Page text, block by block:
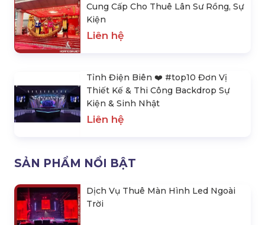
Cung Cấp Cho Thuê Lân Sư Rồng, Sự
Kiện
Liên hệ
Tỉnh Điện Biên ❤️️ #top10 Đơn Vị
Thiết Kế & Thi Công Backdrop Sự
Kiện & Sinh Nhật
Liên hệ
SẢN PHẨM NỔI BẬT
Dịch Vụ Thuê Màn Hình Led Ngoài
Trời